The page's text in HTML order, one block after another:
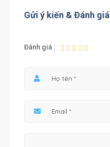
Gửi ý kiến & Đánh giá
Đánh giá :